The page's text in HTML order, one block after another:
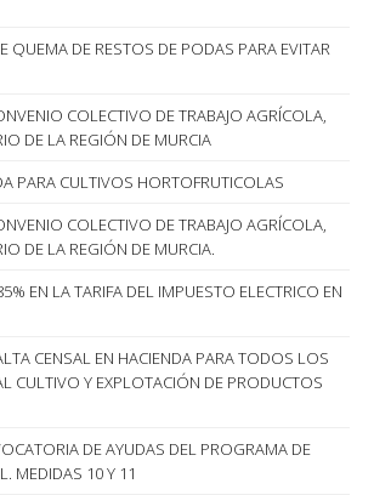
QUEMA DE RESTOS DE PODAS PARA EVITAR
COLECTIVO DE TRABAJO AGRÍCOLA,
DE LA REGIÓN DE MURCIA
PARA CULTIVOS HORTOFRUTICOLAS
COLECTIVO DE TRABAJO AGRÍCOLA,
DE LA REGIÓN DE MURCIA.
EN LA TARIFA DEL IMPUESTO ELECTRICO EN
CENSAL EN HACIENDA PARA TODOS LOS
CULTIVO Y EXPLOTACIÓN DE PRODUCTOS
DE AYUDAS DEL PROGRAMA DE
MEDIDAS 10 Y 11